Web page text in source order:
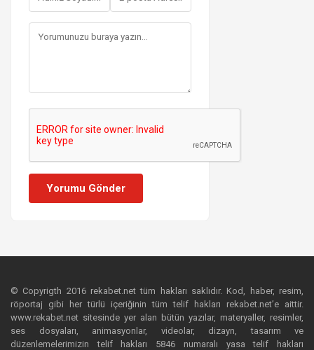
Yorumu Gönder
© Copyrigth 2016 rekabet.net tüm hakları saklıdır. Kod, haber, resim,
röportaj gibi her türlü içeriğinin tüm telif hakları rekabet.net’e aittir.
www.rekabet.net sitesinde yer alan bütün yazılar, materyaller, resimler,
ses dosyaları, animasyonlar, videolar, dizayn, tasarım ve
düzenlemelerimizin telif hakları 5846 numaralı yasa telif hakları